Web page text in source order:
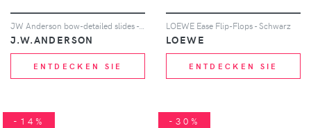
J.W.ANDERSON
ENTDECKEN SIE
LOEWE Ease Flip-Flops - Schwarz
LOEWE
ENTDECKEN SIE
-14% -30%